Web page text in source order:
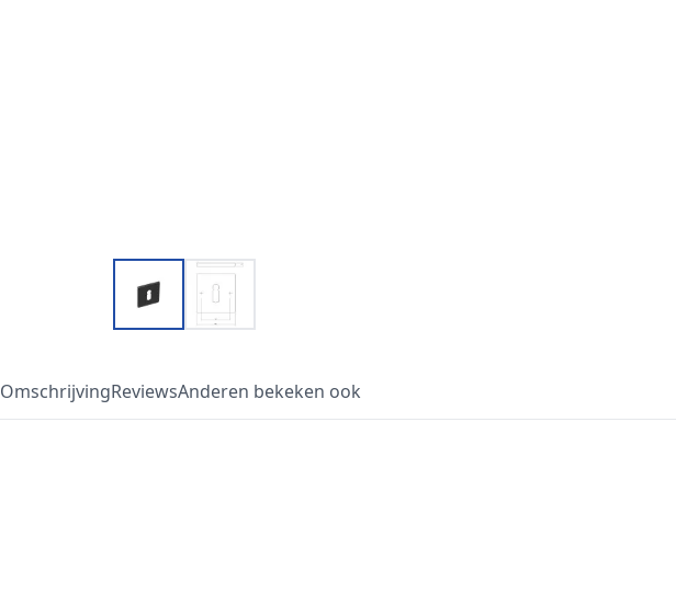
OmschrijvingReviewsAnderen bekeken ook